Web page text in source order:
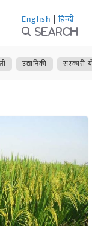
English | हिन्दी
Search
उद्यानिकी सरकारी